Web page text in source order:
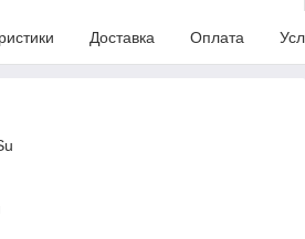
Доставка Оплата